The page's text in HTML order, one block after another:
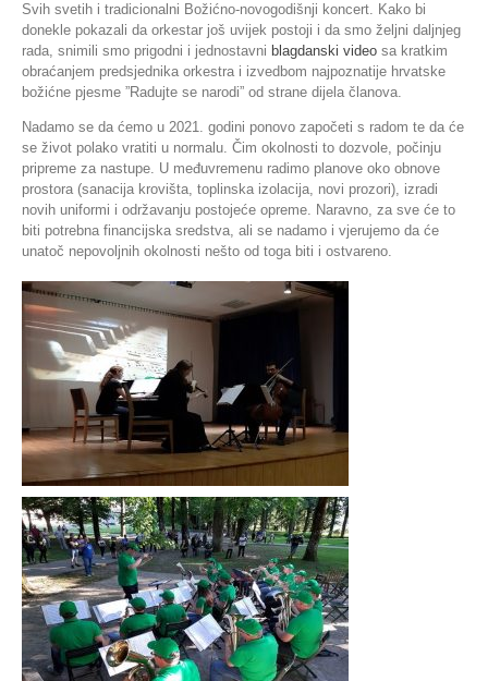
Svih svetih i tradicionalni Božićno-novogodišnji koncert. Kako bi
donekle pokazali da orkestar još uvijek postoji i da smo željni daljnjeg
rada, snimili smo prigodni i jednostavni blagdanski video sa kratkim
obraćanjem predsjednika orkestra i izvedbom najpoznatije hrvatske
božićne pjesme ”Radujte se narodi” od strane dijela članova.
Nadamo se da ćemo u 2021. godini ponovo započeti s radom te da će
se život polako vratiti u normalu. Čim okolnosti to dozvole, počinju
pripreme za nastupe. U međuvremenu radimo planove oko obnove
prostora (sanacija krovišta, toplinska izolacija, novi prozori), izradi
novih uniformi i održavanju postojeće opreme. Naravno, za sve će to
biti potrebna financijska sredstva, ali se nadamo i vjerujemo da će
unatoč nepovoljnih okolnosti nešto od toga biti i ostvareno.